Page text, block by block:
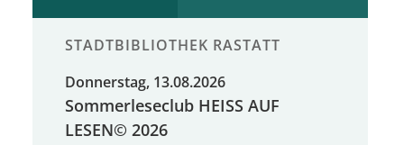
STADTBIBLIOTHEK RASTATT
Donnerstag, 13.08.2026
Sommerleseclub HEISS AUF
LESEN© 2026